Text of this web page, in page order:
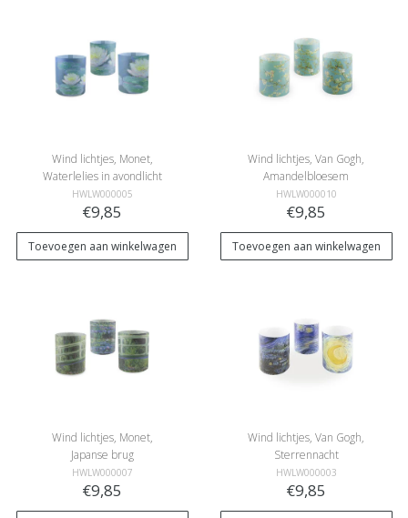
Wind lichtjes, Monet,
Waterlelies in avondlicht
HWLW000005
€9,85
Toevoegen aan winkelwagen
Wind lichtjes, Van Gogh,
Amandelbloesem
HWLW000010
€9,85
Toevoegen aan winkelwagen
Wind lichtjes, Monet,
Japanse brug
HWLW000007
€9,85
Wind lichtjes, Van Gogh,
Sterrennacht
HWLW000003
€9,85